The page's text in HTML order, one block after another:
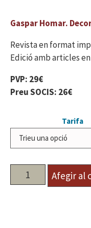
Gaspar Homar.
Revista en format
Edició amb articles
PVP: 29€
Preu SOCIS: 26€
Tarifa
Afegir al